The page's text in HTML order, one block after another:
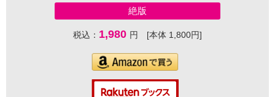
絶版
税込： 1,980 円 [本体 1,800円]